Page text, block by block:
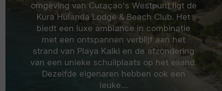
omgeving van Curaçao's Westpunt ligt de
Kura Hulanda Lodge & Beach Club. Het
biedt een luxe ambiance in combinatie
met een ontspannen verblijf aan het
strand van Playa Kalki en de afzondering
van een unieke schuilplaats op het eiland.
Dezelfde eigenaren hebben ook een
leuke…